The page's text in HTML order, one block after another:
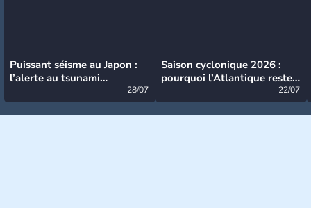
Puissant séisme au Japon :
l’alerte au tsunami
28/07
Saison cyclonique 2026 :
pourquoi l’Atlantique reste
22/07